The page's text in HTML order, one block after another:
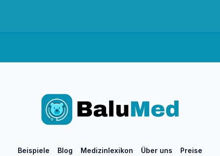
Beispiele Blog Medizinlexikon Über uns Preise